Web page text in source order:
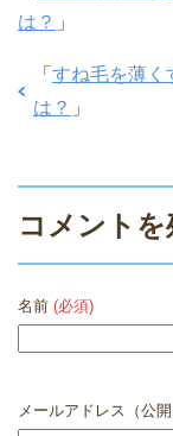
は？ 」
「 すね毛を薄く
は？ 」
コメントを
名前 (必須)
メールアドレス（公